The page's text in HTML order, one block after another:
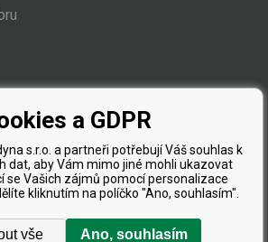
řízení
122 cm
a GDPR
s.r.o. a partneři potřebují Váš souhlas k
dat, aby Vám mimo jiné mohli ukazovat
se Vašich zájmů pomocí personalizace
kliknutím na políčko "Ano, souhlasím".
vše Ano, souhlasím